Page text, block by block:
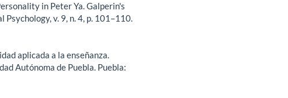
in Peter Ya. Galperin's
v. 9, n. 4, p. 101–110.
aplicada a la enseñanza.
Autónoma de Puebla. Puebla: